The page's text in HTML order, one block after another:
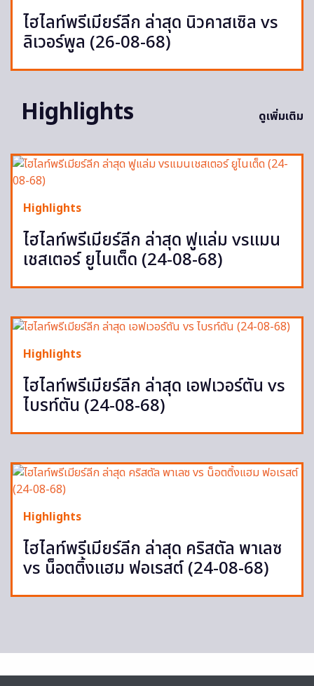
ไฮไลท์พรีเมียร์ลีก ล่าสุด นิวคาสเซิล vs
ลิเวอร์พูล (26-08-68)
Highlights ดูเพิ่มเติม
Highlights
ไฮไลท์พรีเมียร์ลีก ล่าสุด ฟูแล่ม vsแมน
เชสเตอร์ ยูไนเต็ด (24-08-68)
Highlights
ไฮไลท์พรีเมียร์ลีก ล่าสุด เอฟเวอร์ตัน vs
ไบรท์ตัน (24-08-68)
Highlights
ไฮไลท์พรีเมียร์ลีก ล่าสุด คริสตัล พาเลซ
vs น็อตติ้งแฮม ฟอเรสต์ (24-08-68)